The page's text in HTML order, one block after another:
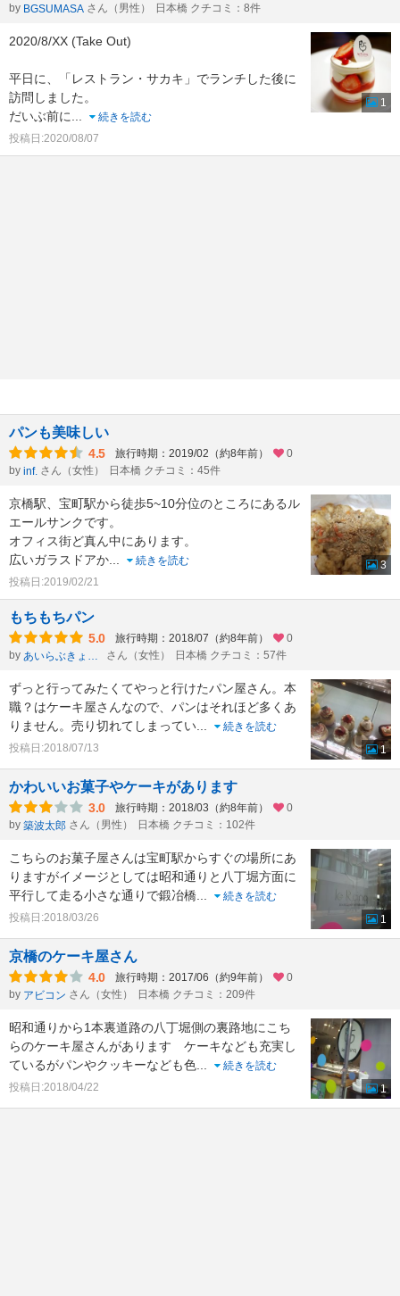
by BGSUMASA さん（男性） 日本橋 クチコミ：8件
2020/8/XX (Take Out)
平日に、「レストラン・サカキ」でランチした後に
訪問しました。
だいぶ前に...
続きを読む
投稿日:2020/08/07
1
パンも美味しい
4.5 旅行時期：2019/02（約8年前）
0
by inf. さん（女性） 日本橋 クチコミ：45件
京橋駅、宝町駅から徒歩5~10分位のところにあるル
エールサンクです。
オフィス街ど真ん中にあります。
広いガラスドアか...
続きを読む
投稿日:2019/02/21
3
もちもちパン
5.0 旅行時期：2018/07（約8年前）
0
by
あいらぶきょーと さん（女性） 日本橋 クチコミ：57件
ずっと行ってみたくてやっと行けたパン屋さん。本
職？はケーキ屋さんなので、パンはそれほど多くあ
りません。売り切れてしまってい...
続きを読む
投稿日:2018/07/13
1
かわいいお菓子やケーキがあります
3.0 旅行時期：2018/03（約8年前）
0
by 築波太郎 さん（男性） 日本橋 クチコミ：102件
こちらのお菓子屋さんは宝町駅からすぐの場所にあ
りますがイメージとしては昭和通りと八丁堀方面に
平行して走る小さな通りで鍛冶橋...
続きを読む
投稿日:2018/03/26
1
京橋のケーキ屋さん
4.0 旅行時期：2017/06（約9年前）
0
by アビコン さん（女性） 日本橋 クチコミ：209件
昭和通りから1本裏道路の八丁堀側の裏路地にこち
らのケーキ屋さんがあります ケーキなども充実し
ているがパンやクッキーなども色...
続きを読む
投稿日:2018/04/22
1